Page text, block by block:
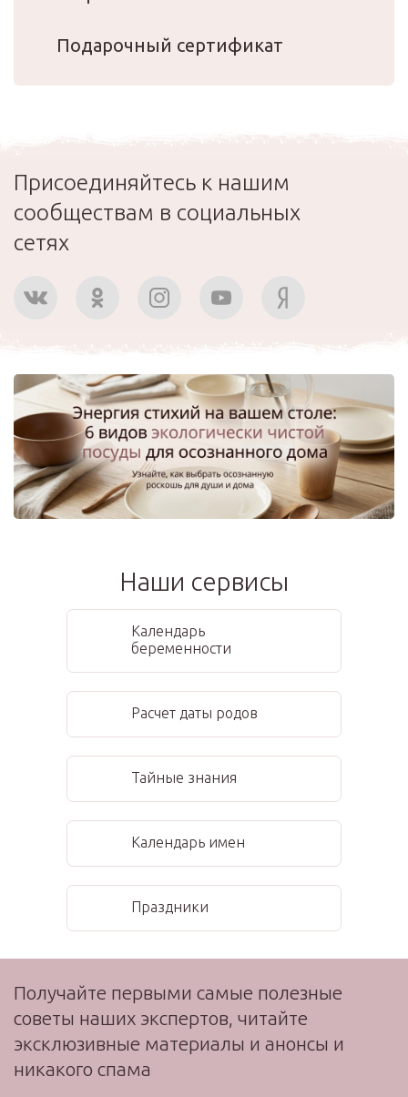
Подарочный сертификат
Присоединяйтесь к нашим
сообществам в социальных
сетях
Наши сервисы
Календарь
беременности
Расчет даты родов
Тайные знания
Календарь имен
Праздники
Получайте первыми самые полезные
советы наших экспертов, читайте
эксклюзивные материалы и анонсы и
никакого спама